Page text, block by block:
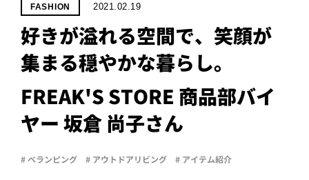
PROJECT
LABEL
FASHION 2021.02.19
好きが溢れる空間で、笑顔が
集まる穏やかな暮らし。
FREAK'S STORE 商品部バイ
ヤー 坂倉 尚子さん
# ベランピング # アウトドアリビング # アイテム紹介